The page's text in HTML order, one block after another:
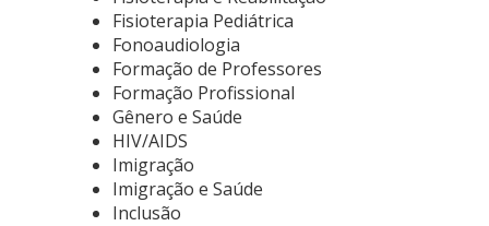
Fisioterapia Pediátrica
Fonoaudiologia
Formação de Professores
Formação Profissional
Gênero e Saúde
HIV/AIDS
Imigração
Imigração e Saúde
Inclusão